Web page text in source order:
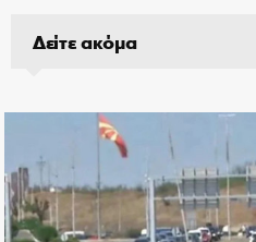
Δείτε ακόμα